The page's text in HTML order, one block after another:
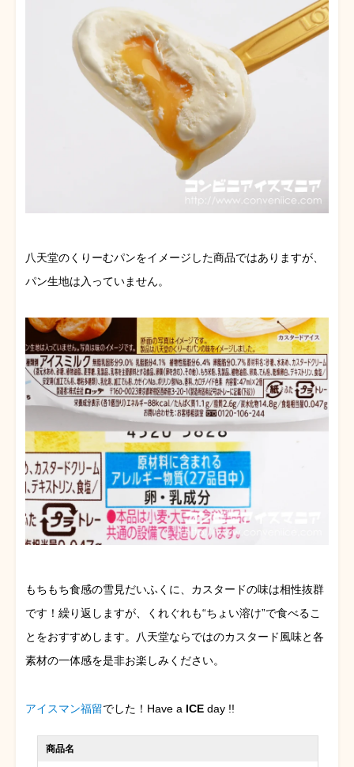
八天堂のくりーむパンをイメージした商品ではありますが、
パン生地は入っていません。
もちもち食感の雪見だいふくに、カスタードの味は相性抜群
です！繰り返しますが、くれぐれも“ちょい溶け”で食べるこ
とをおすすめします。八天堂ならではのカスタード風味と各
素材の一体感を是非お楽しみください。
アイスマン福留でした！Have a ICE day !!
商品名